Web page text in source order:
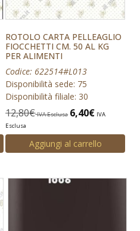
ROTOLO CARTA PELLEAGLIO
FIOCCHETTI CM. 50 AL KG
PER ALIMENTI
Codice: 622514#L013
Disponibilità sede: 75
Disponibilità filiale: 30
12,80€ IVA Esclusa 6,40€ IVA
Esclusa
Aggiungi al carrello